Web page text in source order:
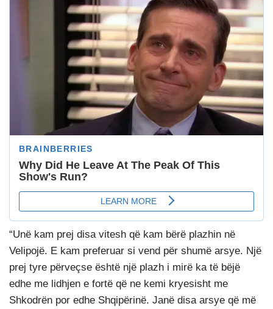
“Unë kam prej disa vitesh që kam bërë plazhin në
Velipojë. E kam preferuar si vend për shumë arsye. Një
prej tyre përveçse është një plazh i mirë ka të bëjë
edhe me lidhjen e fortë që ne kemi kryesisht me
Shkodrën por edhe Shqipërinë. Janë disa arsye që më